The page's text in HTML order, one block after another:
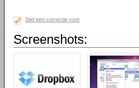
Stel een correctie voor
Screenshots: